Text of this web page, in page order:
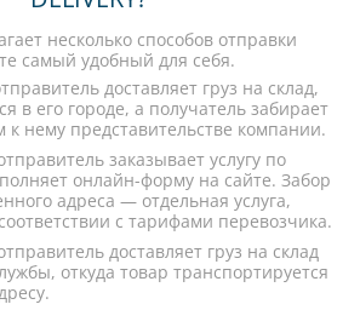
несколько способов отправки
самый удобный для себя.
доставляет груз на склад,
в его городе, а получатель забирает
нему представительстве компании.
заказывает услугу по
онлайн-форму на сайте. Забор
адреса — отдельная услуга,
с тарифами перевозчика.
доставляет груз на склад
откуда товар транспортируется